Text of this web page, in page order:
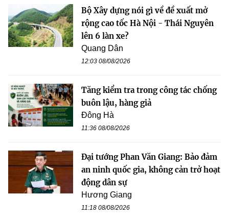
Bộ Xây dựng nói gì về đề xuất mở
rộng cao tốc Hà Nội - Thái Nguyên
lên 6 làn xe?
Quang Dân
12:03 08/08/2026
Tăng kiểm tra trong công tác chống
buôn lậu, hàng giả
Đông Hà
11:36 08/08/2026
Đại tướng Phan Văn Giang: Bảo đảm
an ninh quốc gia, không cản trở hoạt
động dân sự
Hương Giang
11:18 08/08/2026